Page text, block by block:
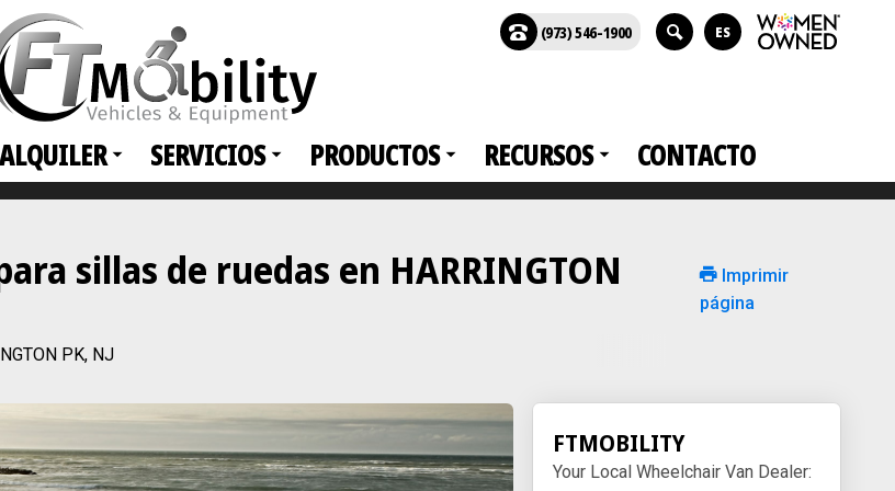
ALQUILER SERVICIOS PRODUCTOS RECURSOS CONTACTO
(973) 546-1900 ES
sillas de ruedas en HARRINGTON
PK, NJ
Imprimir
página
FTMOBILITY
Your Local Wheelchair Van Dealer: